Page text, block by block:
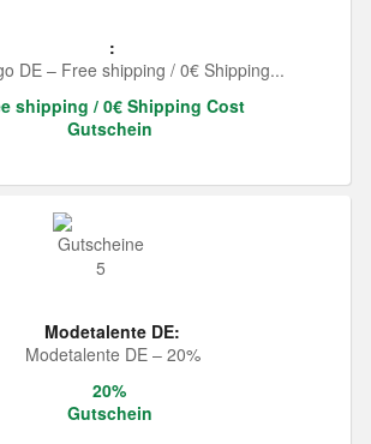
:
DE – Free shipping / 0€ Shipping...
shipping / 0€ Shipping Cost
Gutschein
Modetalente DE:
Modetalente DE – 20%
20%
Gutschein